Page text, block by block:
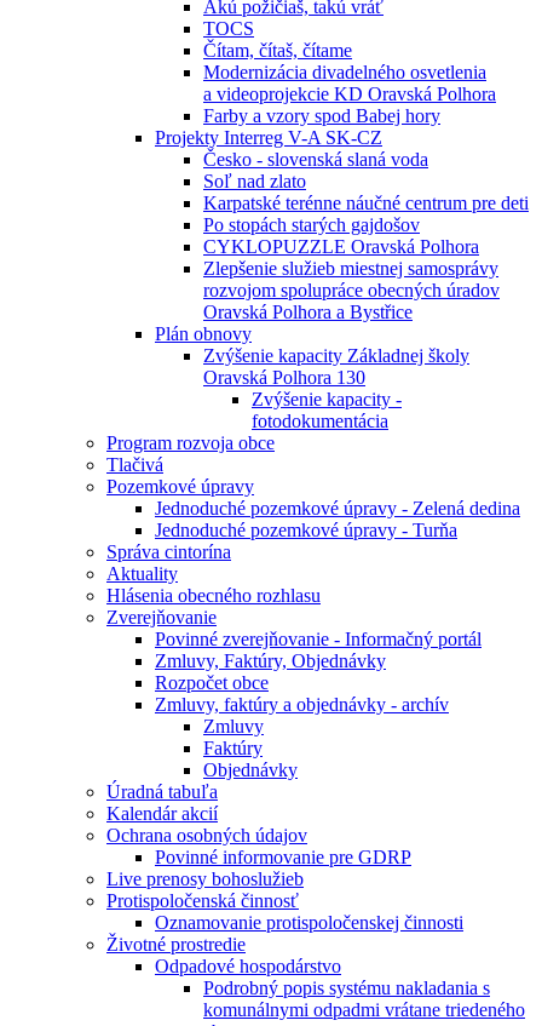
Akú požičiaš, takú vráť
TOCS
Čítam, čítaš, čítame
Modernizácia divadelného osvetlenia
a videoprojekcie KD Oravská Polhora
Farby a vzory spod Babej hory
Projekty Interreg V-A SK-CZ
Česko - slovenská slaná voda
Soľ nad zlato
Karpatské terénne náučné centrum pre deti
Po stopách starých gajdošov
CYKLOPUZZLE Oravská Polhora
Zlepšenie služieb miestnej samosprávy
rozvojom spolupráce obecných úradov
Oravská Polhora a Bystřice
Plán obnovy
Zvýšenie kapacity Základnej školy
Oravská Polhora 130
Zvýšenie kapacity -
fotodokumentácia
Program rozvoja obce
Tlačivá
Pozemkové úpravy
Jednoduché pozemkové úpravy - Zelená dedina
Jednoduché pozemkové úpravy - Turňa
Správa cintorína
Aktuality
Hlásenia obecného rozhlasu
Zverejňovanie
Povinné zverejňovanie - Informačný portál
Zmluvy, Faktúry, Objednávky
Rozpočet obce
Zmluvy, faktúry a objednávky - archív
Zmluvy
Faktúry
Objednávky
Úradná tabuľa
Kalendár akcií
Ochrana osobných údajov
Povinné informovanie pre GDRP
Live prenosy bohoslužieb
Protispoločenská činnosť
Oznamovanie protispoločenskej činnosti
Životné prostredie
Odpadové hospodárstvo
Podrobný popis systému nakladania s
komunálnymi odpadmi vrátane triedeného